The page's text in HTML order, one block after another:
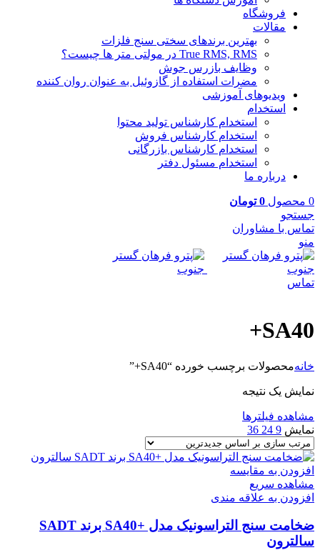
فروشگاه
مقالات
بهترین برندهای سختی سنج فلزات
True RMS, RMS در مولتی متر ها چیست؟
وظایف بازرس جوش
مضرات استفاده از گازوئیل به عنوان روان کننده
ویدیوهای آموزشی
استخدام
استخدام کارشناس تولید محتوا
استخدام کارشناس فروش
استخدام کارشناس بازرگانی
استخدام مسئول دفتر
درباره ما
0 محصول 0 تومان
جستجو
تماس با مشاوران
منو
تماس
SA40+
خانهمحصولات برچسب خورده “SA40+”
نمایش یک نتیجه
مشاهده فیلترها
نمایش 9
24
36
افزودن به مقایسه
مشاهده سریع
افزودن به علاقه مندی
ضخامت سنج التراسونیک مدل +SA40 برند SADT
سالترون